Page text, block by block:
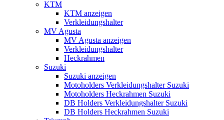
KTM
KTM anzeigen
Verkleidungshalter
MV Agusta
MV Agusta anzeigen
Verkleidungshalter
Heckrahmen
Suzuki
Suzuki anzeigen
Motoholders Verkleidungshalter Suzuki
Motoholders Heckrahmen Suzuki
DB Holders Verkleidungshalter Suzuki
DB Holders Heckrahmen Suzuki